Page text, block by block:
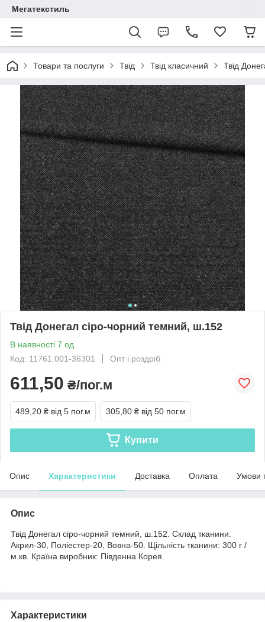
Мегатекстиль
Товари та послуги Твід Твід класичний Твід
Твід Донегал сіро-чорний темний, ш.152
В наявності 7 од.
Код: 11761.001-36301
Опт і роздріб
611,50 ₴/пог.м
489,20 ₴ від 5 пог.м 305,80 ₴ від 50 пог.м
Купити
Опис Характеристики Доставка Оплата Умови
Опис
Твід Донегал сіро-чорний темний, ш.152. Склад тканини:
Акрил-30, Поліестер-20, Вовна-50. Щільність тканини: 300 г /
м.кв. Країна виробник: Південна Корея.
Характеристики